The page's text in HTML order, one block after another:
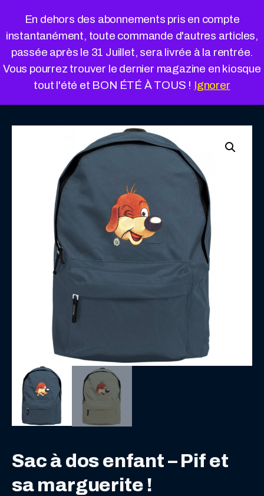
En dehors des abonnements pris en compte
instantanément, toute commande d'autres articles,
passée après le 31 Juillet, sera livrée à la rentrée.
Vous pourrez trouver le dernier magazine en kiosque
tout l'été et BON ÉTÉ À TOUS ! Ignorer
« Retour à la boutique Panier
Sac à dos enfant – Pif et
sa marguerite !